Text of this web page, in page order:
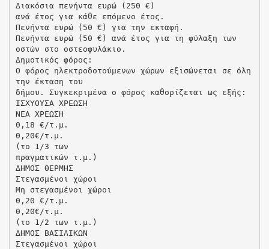
Διακόσια πενήντα ευρώ (250 €)
ανά έτος για κάθε επόμενο έτος.
Πενήντα ευρώ (50 €) για την εκταφή.
Πενήντα ευρώ (50 €) ανά έτος για τη φύλαξη των
οστών στο οστεοφυλάκιο.
Δημοτικός φόρος:
Ο φόρος ηλεκτροδοτούμενων χώρων εξισώνεται σε όλη
την έκταση του
δήμου. Συγκεκριμένα ο φόρος καθορίζεται ως εξής:
ΙΣΧΥΟΥΣΑ ΧΡΕΩΣΗ
ΝΕΑ ΧΡΕΩΣΗ
0,18 €/τ.µ.
0,20€/τ.µ.
(το 1/3 των
πραγµατικών τ.µ.)
∆ΗΜΟΣ ΘΕΡΜΗΣ
Στεγασµένοι χώροι
Μη στεγασµένοι χώροι
0,20 €/τ.µ.
0,20€/τ.µ.
(το 1/2 των τ.µ.)
∆ΗΜΟΣ ΒΑΣΙΛΙΚΩΝ
Στεγασµένοι χώροι